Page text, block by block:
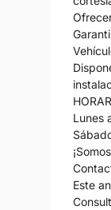
Lunes
Este